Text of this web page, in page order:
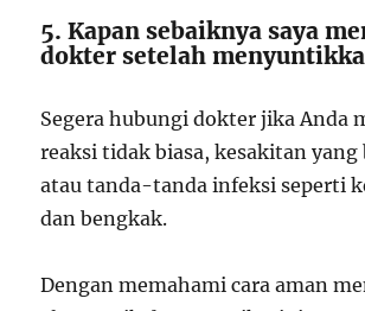
5. Kapan sebaiknya saya
dokter setelah
Segera hubungi dokter jika Anda
reaksi tidak biasa, kesakitan yang
atau tanda-tanda infeksi seperti
dan bengkak.
Dengan memahami cara aman